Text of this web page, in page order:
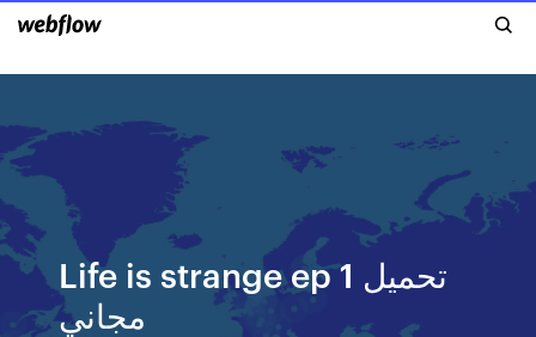
Life is strange ep 1 تحميل
مجاني